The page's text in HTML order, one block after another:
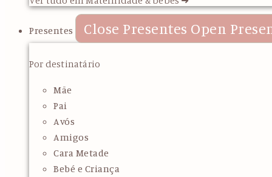
Presentes Close Presentes Open
Por destinatário
Mãe
Pai
Avós
Amigos
Cara Metade
Bebé e Criança